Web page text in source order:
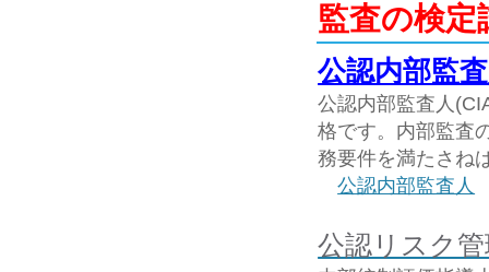
監査の検定
公認内部監
公認内部監査人
格です。内部監査
務要件を満たさね
公認内部監査人
公認リスク